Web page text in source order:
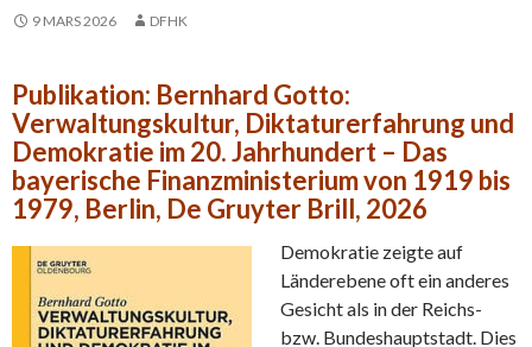
9 MARS 2026 DFHK
Publikation: Bernhard Gotto:
Verwaltungskultur, Diktaturerfahrung und
Demokratie im 20. Jahrhundert – Das
bayerische Finanzministerium von 1919 bis
1979, Berlin, De Gruyter Brill, 2026
Demokratie zeigte auf
Länderebene oft ein anderes
Gesicht als in der Reichs-
bzw. Bundeshauptstadt. Dies